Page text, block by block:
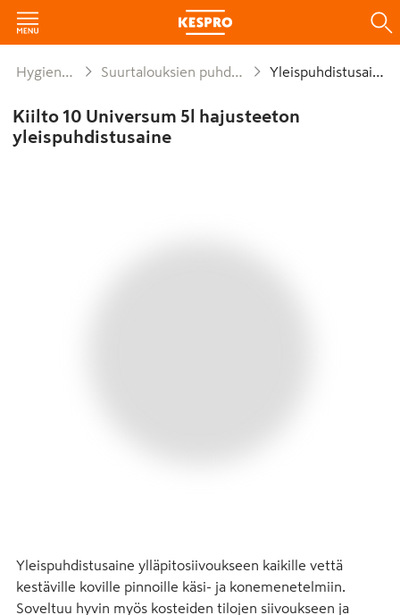
Hygienia ja siivous Suurtalouksien puhdistus- ja hoitoaineet Yleispuhdistusaineet
Kiilto 10 Universum 5l hajusteeton
yleispuhdistusaine
Yleispuhdistusaine ylläpitosiivoukseen kaikille vettä
kestäville koville pinnoille käsi- ja konemenetelmiin.
Soveltuu hyvin myös kosteiden tilojen siivoukseen ja